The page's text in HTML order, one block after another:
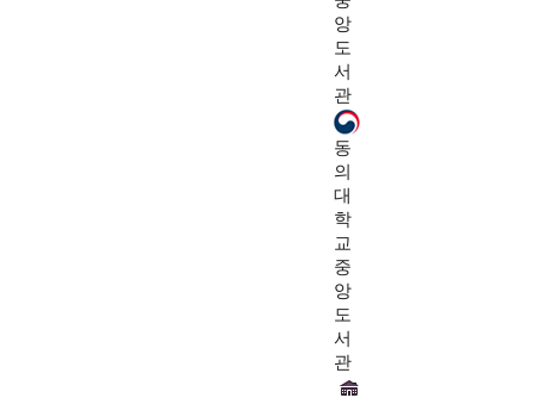
앙
도
서
관
동
의
대
학
교
중
앙
도
서
관